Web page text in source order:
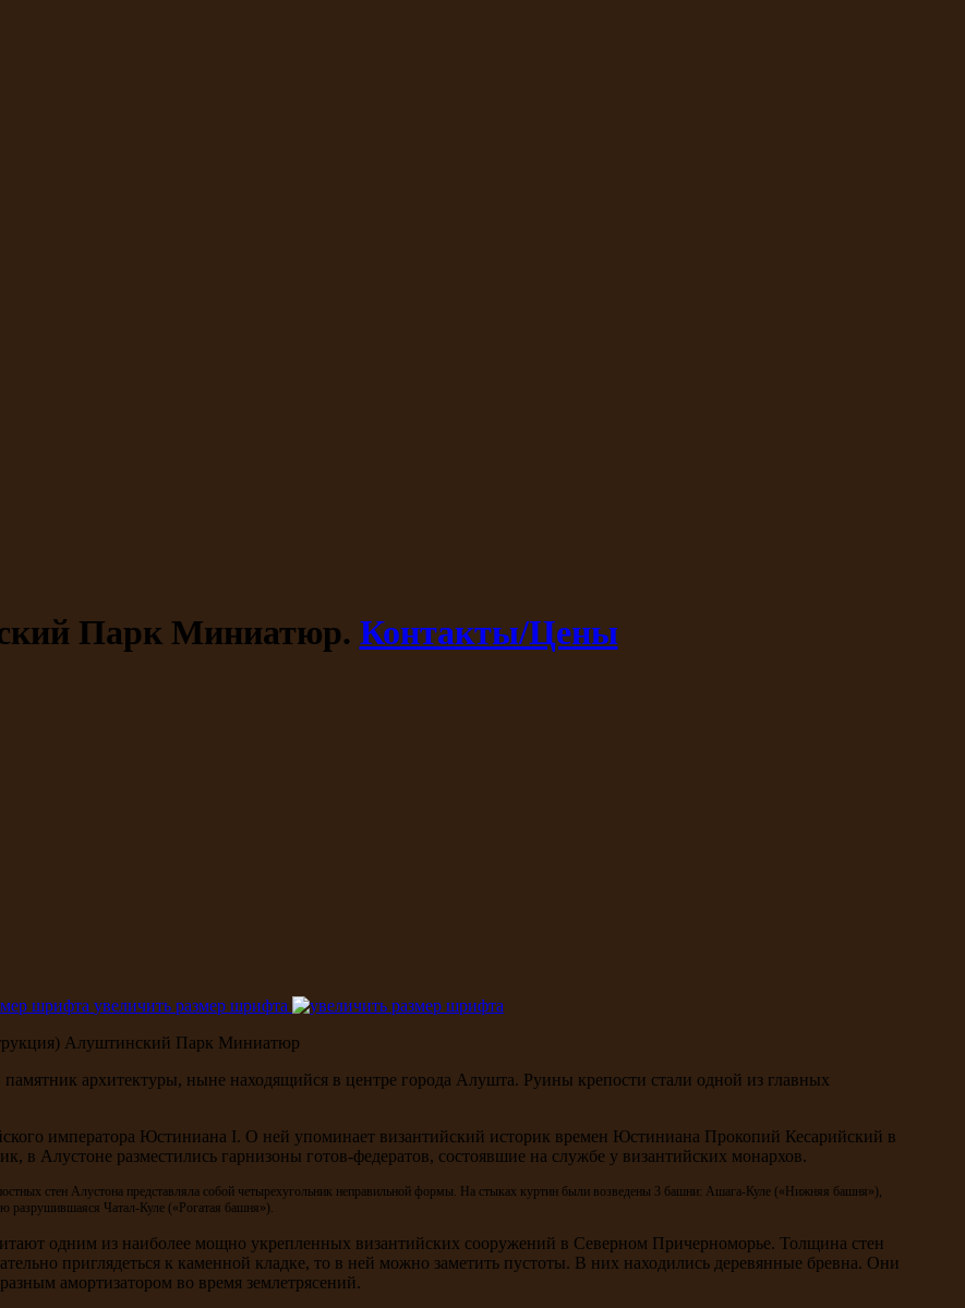
Парк Миниатюр. Контакты/Цены
увеличить размер шрифта
Алуштинский Парк Миниатюр
архитектуры, ныне находящийся в центре города Алушта. Руины крепости стали одной из главных
императора Юстиниана I. О ней упоминает византийский историк времен Юстиниана Прокопий Кесарийский в
в Алустоне разместились гарнизоны готов-федератов, состоявшие на службе у византийских монархов.
стен Алустона представляла собой четырехугольник неправильной формы. На стыках куртин были возведены 3 башни: Ашага-Куле («Нижняя башня»),
разрушившаяся Чатал-Куле («Рогатая башня»).
одним из наиболее мощно укрепленных византийских сооружений в Северном Причерноморье. Толщина стен
приглядеться к каменной кладке, то в ней можно заметить пустоты. В них находились деревянные бревна. Они
амортизатором во время землетрясений.